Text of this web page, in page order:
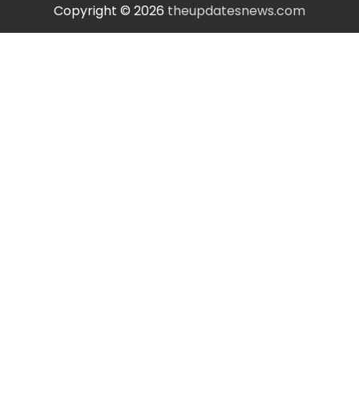
Copyright © 2026 theupdatesnews.com